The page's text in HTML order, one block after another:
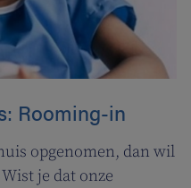
Rooming-in
opgenomen, dan wil
je dat onze